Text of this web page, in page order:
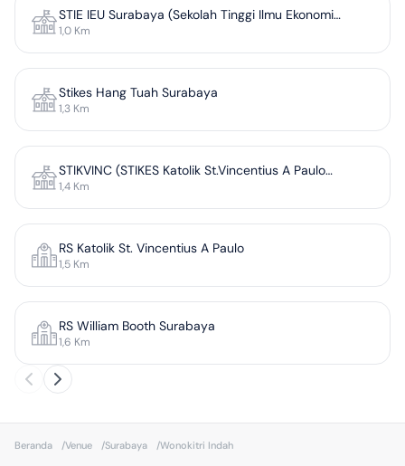
STIE IEU Surabaya (Sekolah Tinggi Ilmu Ekonomi
Indonesian European University Surabaya)
1,0 Km
Stikes Hang Tuah Surabaya
1,3 Km
STIKVINC (STIKES Katolik St.Vincentius A Paulo
Surabaya)
1,4 Km
RS Katolik St. Vincentius A Paulo
1,5 Km
RS William Booth Surabaya
1,6 Km
Beranda /Venue /Surabaya /Wonokitri Indah